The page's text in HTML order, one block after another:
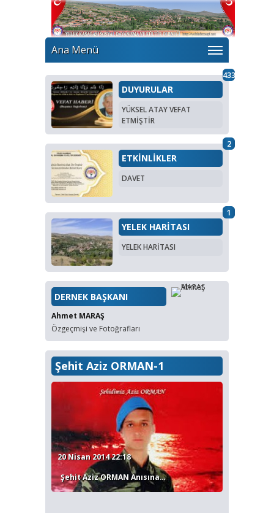
Ana Menü
433
DUYURULAR
YÜKSEL ATAY VEFAT
ETMİŞTİR
2
ETKİNLİKLER
DAVET
1
YELEK HARİTASI
YELEK HARİTASI
DERNEK BAŞKANI
Ahmet MARAŞ
Özgeçmişi ve Fotoğrafları
Şehit Aziz ORMAN-1
20 Nisan 2014 22:18
Şehit Aziz ORMAN Anısına…